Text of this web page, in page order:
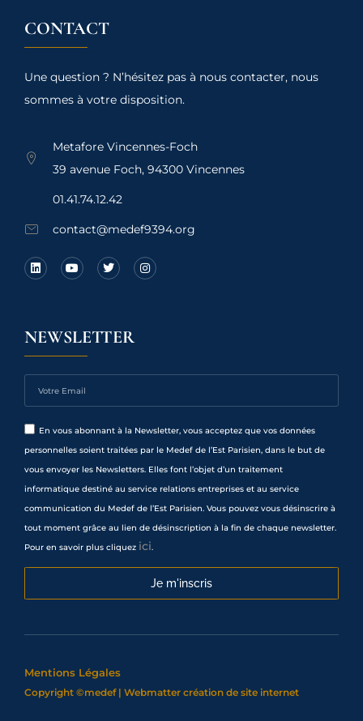
CONTACT
Une question ? N’hésitez pas à nous contacter, nous
sommes à votre disposition.
Metafore Vincennes-Foch
39 avenue Foch, 94300 Vincennes
01.41.74.12.42
contact@medef9394.org
NEWSLETTER
En vous abonnant à la Newsletter, vous acceptez que vos données
personnelles soient traitées par le Medef de l’Est Parisien, dans le but de
vous envoyer les Newsletters. Elles font l’objet d’un traitement
informatique destiné au service relations entreprises et au service
communication du Medef de l’Est Parisien. Vous pouvez vous désinscrire à
tout moment grâce au lien de désinscription à la fin de chaque newsletter.
Pour en savoir plus cliquez ici.
Je m'inscris
Mentions Légales
Copyright ©medef | Webmatter création de site internet